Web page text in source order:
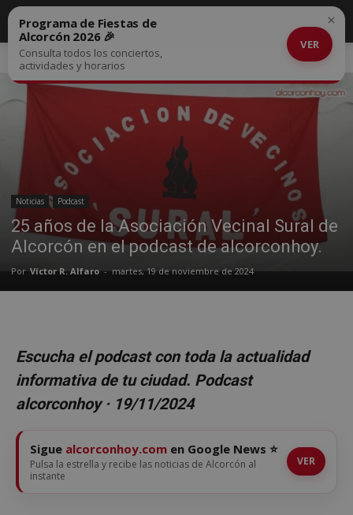
Inicio Noticias
Noticias Podcast
25 años de la Asociación Vecinal Sural de
Alcorcón en el podcast de alcorconhoy.
Por Víctor R. Alfaro - martes, 19 de noviembre de 2024
Programa de Fiestas de
Alcorcón 2026 🎉
Consulta todos los conciertos,
actividades y horarios
VER
×
Escucha el podcast con toda la actualidad
informativa de tu ciudad. Podcast
alcorconhoy · 19/11/2024
Sigue alcorconhoy.com en Google News ⭐
Pulsa la estrella y recibe las noticias de Alcorcón al
instante
VER